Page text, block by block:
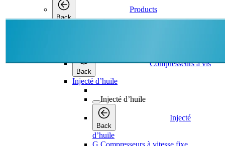
Back
Products
Back
Compresseurs à vis
Injecté d’huile
Injecté d’huile
Back
Injecté
d’huile
G Compresseurs à vitesse fixe